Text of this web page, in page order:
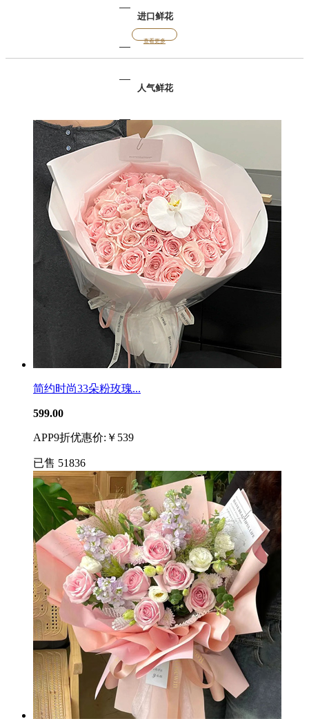
进口鲜花
查看更多
人气鲜花
简约时尚33朵粉玫瑰...
599.00
APP9折优惠价:￥539
已售 51836